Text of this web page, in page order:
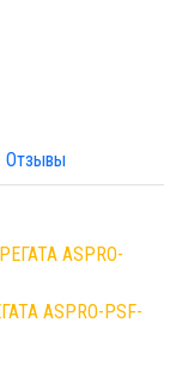
Отзывы
ASPRO-PSF-